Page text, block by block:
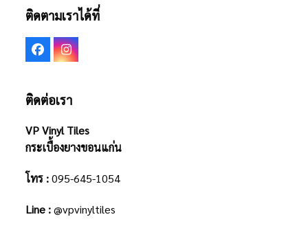
ติดตามเราได้ที่
FacebookInstagram
ติดต่อเรา
VP Vinyl Tiles
กระเบื้องยางขอนแก่น
โทร :095-645-1054
Line :@vpvinyltiles